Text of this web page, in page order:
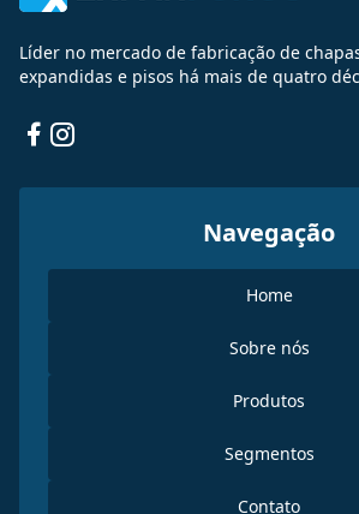
Líder no mercado de fabricação de
expandidas e pisos há mais de quatro
Facebook
Navegação
Home
Sobre nós
Produtos
Segmentos
Contato